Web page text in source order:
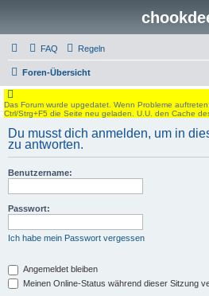
FAQ Regeln
Foren-Übersicht
Das Forum wurde upgedatet. Wenn Probleme
Ctrl/Strg+F5 die Seite neu geladen. U.U. den Cache
Du musst dich anmelden, um in
zu antworten.
Benutzername:
Passwort:
Ich habe mein Passwort vergessen
Angemeldet bleiben
Meinen Online-Status während dieser Sitzung